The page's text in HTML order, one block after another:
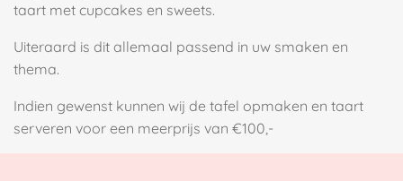
taart met cupcakes en sweets.
Uiteraard is dit allemaal passend in uw smaken en
thema.
Indien gewenst kunnen wij de tafel opmaken en taart
serveren voor een meerprijs van €100,-